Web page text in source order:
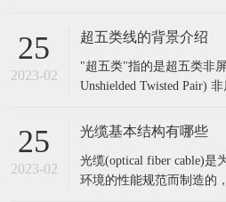
制假方法对一般用户来说
大为10Mbps或16Mbps。
一条双绞线
25
2023-02
超五类线的背景介绍
"超五类"指的是超五类非
Unshielded Twisted Pair)
气工业协会为双绞线电缆
双绞线的部分性能加以改
性能
25
2023-02
光缆基本结构有哪些
光缆(optical fiber cable)是
环境的性能规范而制造的